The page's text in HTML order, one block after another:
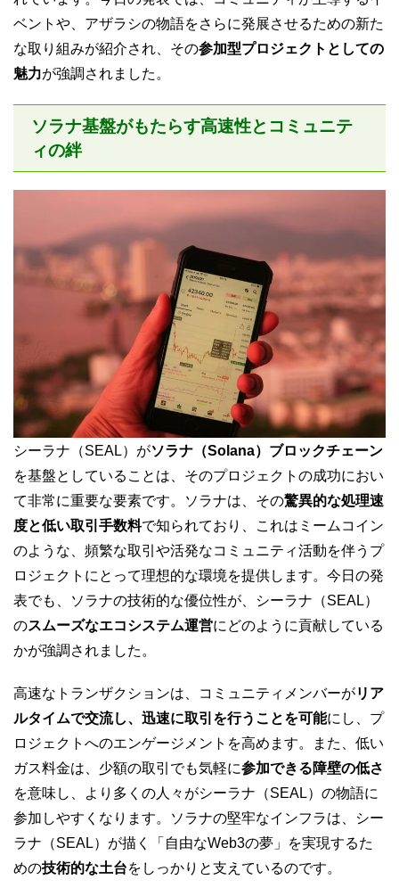
ベントや、アザラシの物語をさらに発展させるための新た
な取り組みが紹介され、その参加型プロジェクトとしての
魅力が強調されました。
ソラナ基盤がもたらす高速性とコミュニテ
ィの絆
シーラナ（SEAL）がソラナ（Solana）ブロックチェーン
を基盤としていることは、そのプロジェクトの成功におい
て非常に重要な要素です。ソラナは、その驚異的な処理速
度と低い取引手数料で知られており、これはミームコイン
のような、頻繁な取引や活発なコミュニティ活動を伴うプ
ロジェクトにとって理想的な環境を提供します。今日の発
表でも、ソラナの技術的な優位性が、シーラナ（SEAL）
のスムーズなエコシステム運営にどのように貢献している
かが強調されました。
高速なトランザクションは、コミュニティメンバーがリア
ルタイムで交流し、迅速に取引を行うことを可能にし、プ
ロジェクトへのエンゲージメントを高めます。また、低い
ガス料金は、少額の取引でも気軽に参加できる障壁の低さ
を意味し、より多くの人々がシーラナ（SEAL）の物語に
参加しやすくなります。ソラナの堅牢なインフラは、シー
ラナ（SEAL）が描く「自由なWeb3の夢」を実現するた
めの技術的な土台をしっかりと支えているのです。